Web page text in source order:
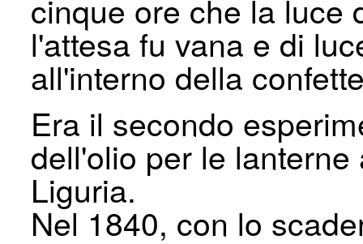
cinque ore che la luce
l'attesa fu vana e di
all'interno della
Era il secondo
del­l'olio per le
Liguria.
Nel 1840, con lo